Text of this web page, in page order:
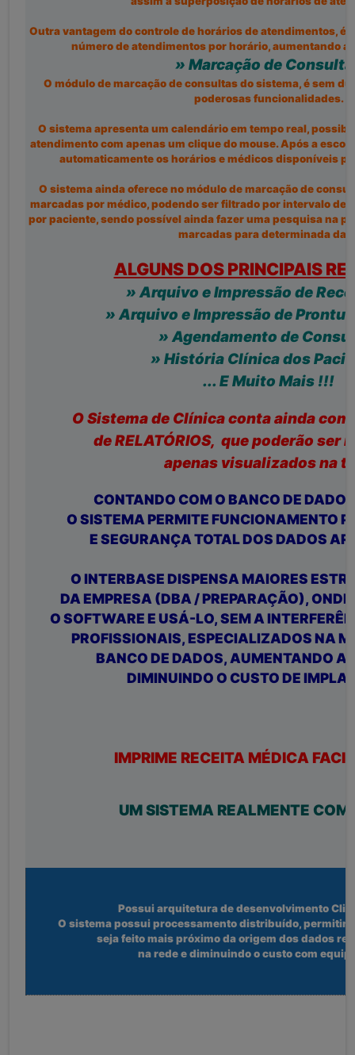
Outra vantagem do controle de horários de atendimentos, é
número de atendimentos por horário, aumentando a
» Marcação de
O módulo de marcação de consultas do sistema, é sem
poderosas funcionalidades.
O sistema apresenta um calendário em tempo real,
atendimento com apenas um clique do mouse. Após a
automaticamente os horários e médicos disponíveis
O sistema ainda oferece no módulo de marcação de
marcadas por médico, podendo ser filtrado por intervalo de
por paciente, sendo possível ainda fazer uma pesquisa na
marcadas para determinada
ALGUNS DOS PRINCIPAIS
» Arquivo e Impressão de
» Arquivo e Impressão de
» Agendamento de
» História Clínica dos
... E Muito Mais !!!
O Sistema de Clínica conta ainda
de RELATÓRIOS, que poderão ser
apenas visualizados na
CONTANDO COM O BANCO DE
O SISTEMA PERMITE FUNCIONAMENTO
E SEGURANÇA TOTAL DOS DADOS
O INTERBASE DISPENSA MAIORES
DA EMPRESA (DBA / PREPARAÇÃO),
O SOFTWARE E USÁ-LO, SEM A
PROFISSIONAIS, ESPECIALIZADOS NA
BANCO DE DADOS, AUMENTANDO A
DIMINUINDO O CUSTO DE
IMPRIME RECEITA MÉDICA
UM SISTEMA REALMENTE
Possui arquitetura de desenvolvimento
O sistema possui processamento distribuído,
seja feito mais próximo da origem dos dados
na rede e diminuindo o custo com